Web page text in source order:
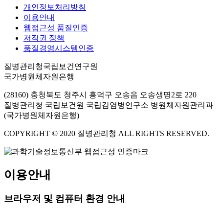
개인정보처리방침
이용안내
웹접근성 품질인증
저작권 정책
품질경영시스템인증
질병관리청국립보건연구원
국가병원체자원은행
(28160) 충청북도 청주시 흥덕구 오송읍 오송생명2로 220
질병관리청 국립보건원 국립감염병연구소 병원체자원관리과
(국가병원체자원은행)
COPYRIGHT © 2020 질병관리청 ALL RIGHTS RESERVED.
이용안내
브라우저 및 컴퓨터 환경 안내